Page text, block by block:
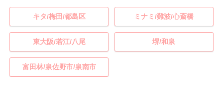
キタ/梅田/都島区 ミナミ/難波/心斎橋
東大阪/若江/八尾 堺/和泉
富田林/泉佐野市/泉南市